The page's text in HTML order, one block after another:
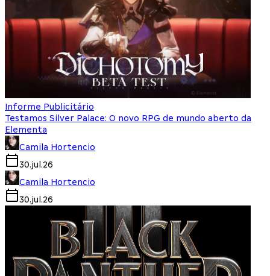
Informe Publicitário
Testamos Silver Palace: O novo RPG de mundo aberto da
Elementa
Camila Hortencio
30.jul.26
Camila Hortencio
30.jul.26